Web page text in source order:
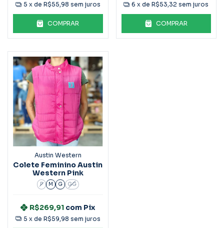
5 x de R$55,98 sem juros
COMPRAR
6 x deR$53,32 sem juros
COMPRAR
Austin Western
Colete Feminino Austin
Western Pink
P M G GG
R$269,91 com Pix
5 x de R$59,98 sem juros